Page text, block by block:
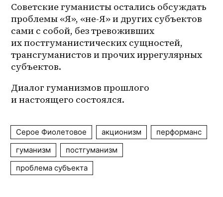
Советские гуманисты остались обсуждать
проблемы «Я», «не-Я» и других субъектов
сами с собой, без тревоживших
их постгуманистических сущностей,
трансгуманистов и прочих иррегулярных
субъектов.
Диалог гуманизмов прошлого
и настоящего состоялся.
Серое Фиолетовое акционизм
перформанс
гуманизм
постгуманизм
проблема субъекта